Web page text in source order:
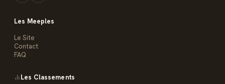
Les Meeples
Le Site
Contact
FAQ
Les Classements